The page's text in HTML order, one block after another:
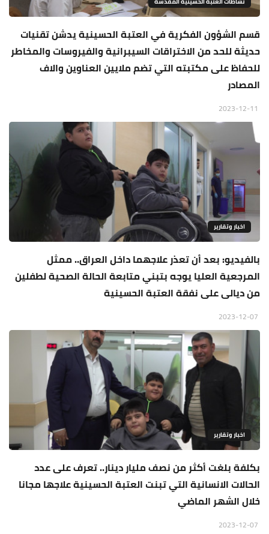
قسم الشؤون الفكرية في العتبة الحسينية يدشن تقنيات
حديثة للحد من الاختراقات السيبرانية والفيروسات والمخاطر
للحفاظ على مكتبته التي تضم ملايين العناوين والاف
المصادر
اخبار وتقارير
بالفيديو: بعد أن تعذر علاجهما داخل العراق.. ممثل
المرجعية العليا يوجه بتبني متابعة الحالة الصحية لطفلين
من ديالى على نفقة العتبة الحسينية
اخبار وتقارير
بكلفة بلغت أكثر من نصف مليار دينار.. تعرف على عدد
الحالات الانسانية التي تبنت العتبة الحسينية علاجها مجانا
خلال الشهر الماضي